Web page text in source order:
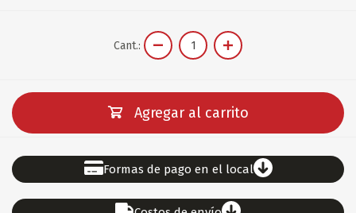
Cant.:
Agregar al carrito
Formas de pago en el local